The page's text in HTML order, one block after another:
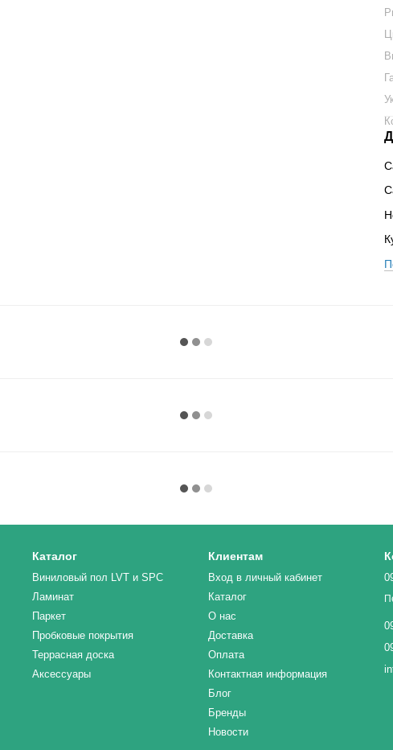
Каталог
Виниловый пол LVT и SPC
Ламинат
Паркет
Пробковые покрытия
Террасная доска
Аксессуары
Клиентам
Вход в личный кабинет
Каталог
О нас
Доставка
Оплата
Контактная информация
Блог
Бренды
Новости